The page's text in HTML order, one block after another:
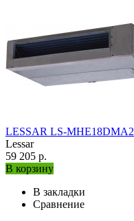
LESSAR LS-MHE18DMA2
Lessar
59 205 р.
В корзину
В закладки
Сравнение